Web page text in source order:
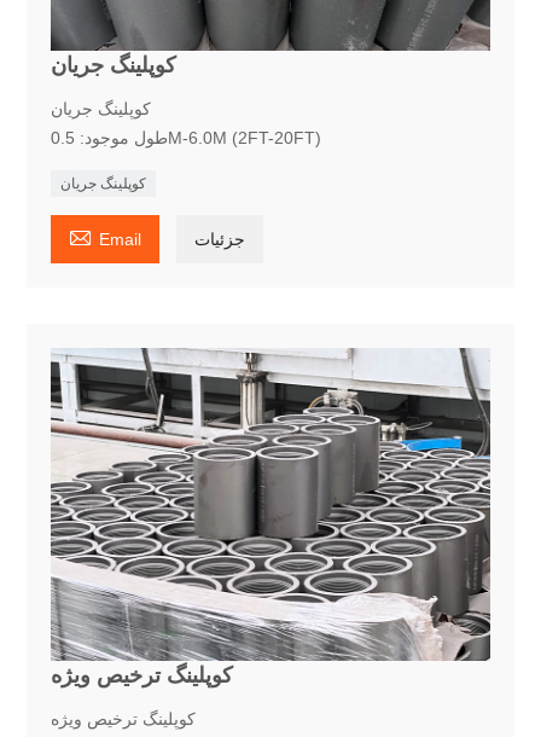
کوپلینگ جریان
کوپلینگ جریان
طول موجود: 0.5M-6.0M (2FT-20FT)
کوپلینگ جریان
 Email جزئیات
کوپلینگ ترخیص ویژه
کوپلینگ ترخیص ویژه